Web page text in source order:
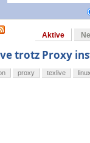
Aktive
trotz Proxy
proxy texlive linux